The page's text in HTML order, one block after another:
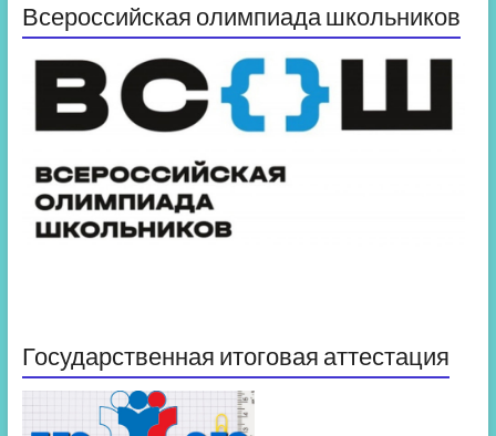
Всероссийская олимпиада школьников
Государственная итоговая аттестация